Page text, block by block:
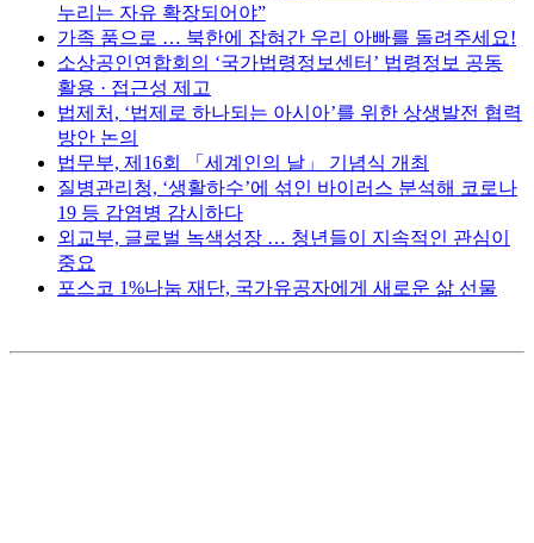
누리는 자유 확장되어야”
가족 품으로 … 북한에 잡혀간 우리 아빠를 돌려주세요!
소상공인연합회의 ‘국가법령정보센터’ 법령정보 공동
활용 · 접근성 제고
법제처, ‘법제로 하나되는 아시아’를 위한 상생발전 협력
방안 논의
법무부, 제16회 「세계인의 날」 기념식 개최
질병관리청, ‘생활하수’에 섞인 바이러스 분석해 코로나
19 등 감염병 감시하다
외교부, 글로벌 녹색성장 … 청년들이 지속적인 관심이
중요
포스코 1%나눔 재단, 국가유공자에게 새로운 삶 선물